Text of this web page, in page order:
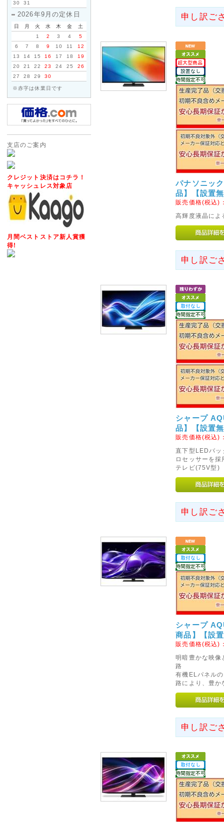
30 31
2026年9月の定休日
日 月 火 水 木 金
土
1
2 3 4
5
6
7 8 9 10 11
12
13
14 15 16 17 18
19
20
21 22 23 24 25
26
27
28 29 30
※赤字は休業日です
支店のご案内
クレジット決済はコチラ！
キャッシュレス対象店
月間ベストストア新人賞獲
得!
価格表示を継続いたします!
◇Apple社製パソコンに対
ご要望いただいておりました
フォーアクシデント」の販売を
メーカー保証が1年以上ついた
ト・タブレット・デスクトッ
TV・iphone・iPadの3Gモデル
<重要>ソニーパーソナル
2014年2月に発売しましたソ
において、設計生産委託先か
合により、当該バッテリーパ
能性があることが判明いたしま
◇営業完全再開のお知らせ◇
このたびは弊社が委託してお
障害の影響により、お客様に
また、心配や励ましの言葉をお
かげをもちまして、新規ウェブ
せていただく運びとなりました
今後も変わらぬご愛顧のほど宜
◇モルファンブロックの取
ヨーロッパ・アメリカで数々
イギリスからやって来たモル
ん。はるかに創造的で楽しさ
優れた教育向けの組み立てブロ
MORPHUN JAPAN
の販売を実現いたしました。
◇代金引換手数料と基本送
10月1日ご注文分より、「代金
行わせていただきます。
なにとぞご理解のほど、よろ
<重要>富士通ノートパソコ
いて
富士通社製ノートパソコンに搭
された一部のバッテリパックに
れがあることがわかりました。
テリパックの交換・回収を自
◇関東への送料改定につき
ヤマト運輸の運賃改定にとも
(茨城県、栃木県、群馬県、埼
の基本送料が「無料」となり
◇初期不良対象外メーカー
5月23日より、ケルヒャー社の
注意くださいませ。
初期不良を含め商品に不具合等
ートセンターへご連絡をお願い
2013年05月10日
◇au(ezweb)携帯をご利用
申し訳ご
パナソニッ
品】【設置
販売価格(税込)
高輝度液晶によ
申し訳ご
シャープ
品】【設置
販売価格(税込)
直下型LEDバ
ロセッサーを
テレビ(75V型)
申し訳ご
シャープ
商品】【設
販売価格(税込)
明暗豊かな映像
路
有機ELパネル
路により、豊
申し訳ご